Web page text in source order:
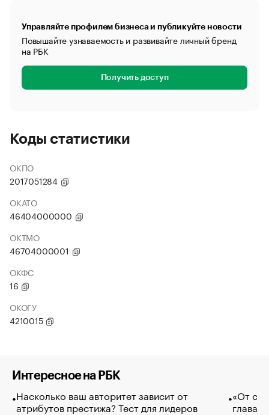
Управляйте профилем бизнеса и публикуйте новости
Повышайте узнаваемость и развивайте личный бренд
на РБК
Получить доступ
Коды статистики
ОКПО
2017051284
ОКАТО
46404000000
ОКТМО
46704000001
ОКФС
16
ОКОГУ
4210015
Интересное на РБК
Насколько ваш авторитет зависит от
атрибутов престижа? Тест для лидеров
«От
глава